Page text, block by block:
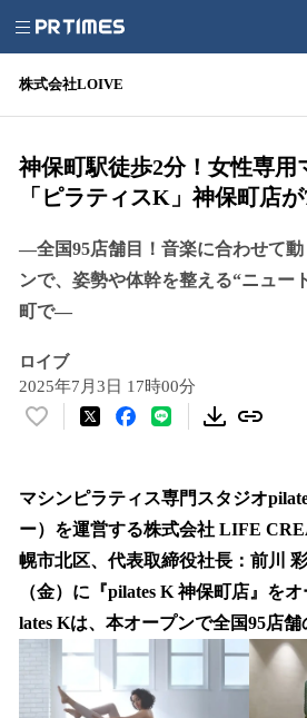
株式会社LOIVE
神保町駅徒歩2分！女性専用
「ピラティスK」神保町店
—全国95店舗目！音楽に合わせて
ンで、姿勢や体幹を整える“ニュー
町で—
ロイブ
2025年7月3日 17時00分
い
！
数
を
読
み
込
み
マシンピラティス専門スタジオ
ー）を運営する株式会社 LIFE
幌市北区、代表取締役社長：前川
（金）に『pilates K 神保町店』を
lates Kは、本オープンで全国95店舗